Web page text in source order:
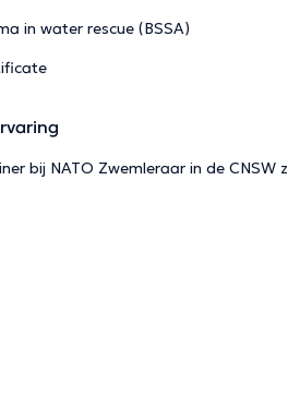
in water rescue (BSSA)
bij NATO Zwemleraar in de CNSW